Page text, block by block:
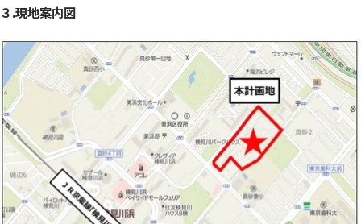
３.現地案内図